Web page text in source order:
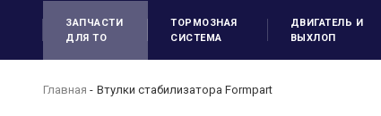
ЗАПЧАСТИ
ДЛЯ ТО
ТОРМОЗНАЯ
СИСТЕМА
ДВИГАТЕЛЬ И
ВЫХЛОП
Главная Втулки стабилизатора Formpart